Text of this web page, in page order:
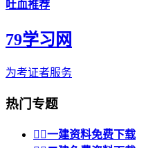
吐血推荐
79学习网
为考证者服务
热门专题
 一建资料免费下载